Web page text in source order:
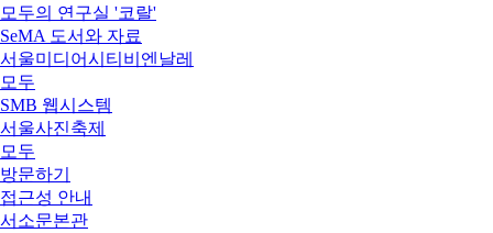
모두의 연구실 '코랄'
SeMA 도서와 자료
서울미디어시티비엔날레
모두
SMB 웹시스템
서울사진축제
모두
방문하기
접근성 안내
서소문본관